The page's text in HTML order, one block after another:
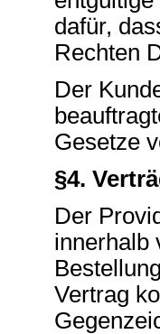
dafür,
Rechten
Der
Gesetze
§4.
Der
innerhalb
Vertrag